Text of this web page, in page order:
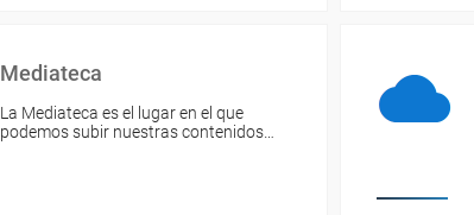
Mediateca
La Mediateca es el lugar en el que
podemos subir nuestras contenidos…